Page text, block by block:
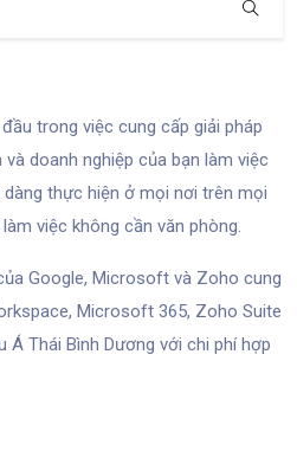
trong việc cung cấp giải pháp
doanh nghiệp của bạn làm việc
thực hiện ở mọi nơi trên mọi
việc không cần văn phòng.
Google, Microsoft và Zoho cung
Microsoft 365, Zoho Suite
Á Thái Bình Dương với chi phí hợp